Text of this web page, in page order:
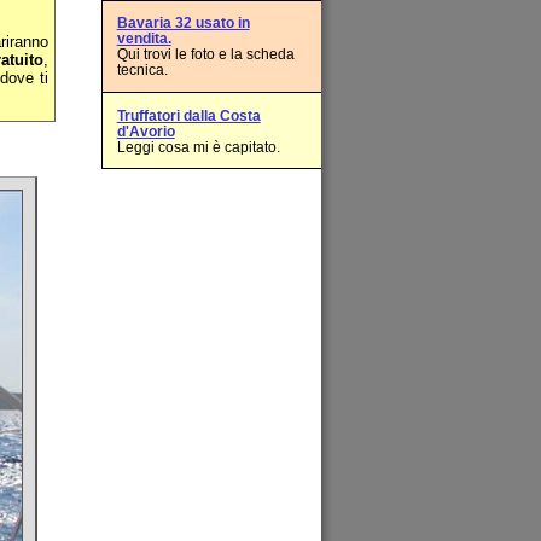
ti
Bavaria 32 usato in
vendita.
Qui trovi le foto e la scheda
tecnica.
Truffatori dalla Costa
d'Avorio
Leggi cosa mi è capitato.